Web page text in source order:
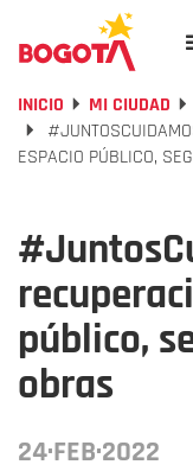
INICIO MI CIUDAD
ESPACIO PÚBLICO,
público,
obras
24·FEB·2022